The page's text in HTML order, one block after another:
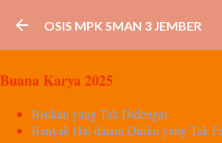
Langsung ke konten
OSIS MPK SMAN 3 JEMBER
Buana Karya 2025
Bisikan yang Tak Didengar
Banyak Hal dalam Diriku yang Tak